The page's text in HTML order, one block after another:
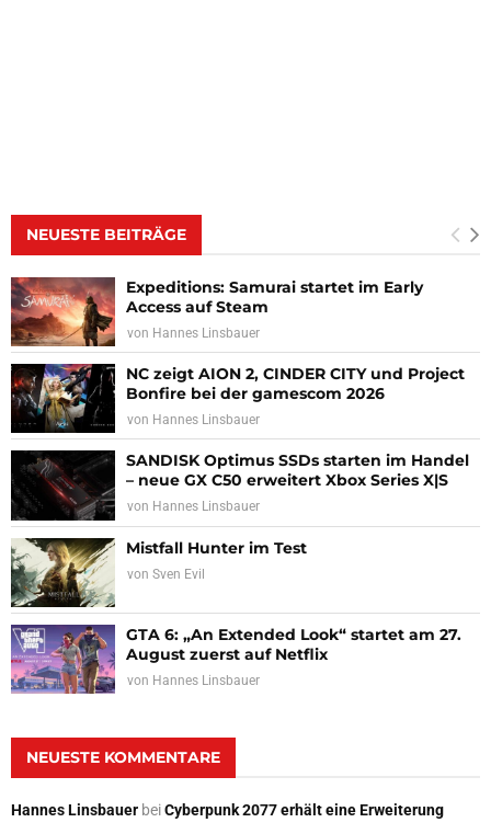
NEUESTE BEITRÄGE
Expeditions: Samurai startet im Early
Access auf Steam
von Hannes Linsbauer
NC zeigt AION 2, CINDER CITY und Project
Bonfire bei der gamescom 2026
von Hannes Linsbauer
SANDISK Optimus SSDs starten im Handel
– neue GX C50 erweitert Xbox Series X|S
von Hannes Linsbauer
Mistfall Hunter im Test
von Sven Evil
GTA 6: „An Extended Look“ startet am 27.
August zuerst auf Netflix
von Hannes Linsbauer
NEUESTE KOMMENTARE
Hannes Linsbauer beiCyberpunk 2077 erhält eine Erweiterung